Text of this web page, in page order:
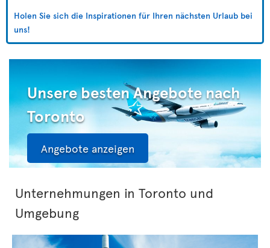
Holen Sie sich die Inspirationen für Ihren nächsten Urlaub bei
uns!
Unsere besten Angebote nach
Toronto
Angebote anzeigen
Unternehmungen in Toronto und
Umgebung